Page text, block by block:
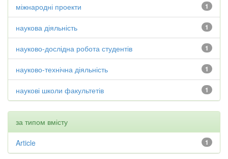
1
міжнародні проекти
1
наукова діяльність
1
науково-дослідна робота студентів
1
науково-технічна діяльність
1
наукові школи факультетів
за типом вмісту
1
Article